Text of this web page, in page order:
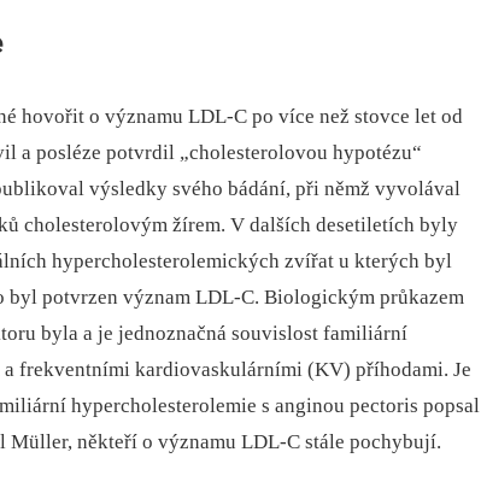
hovořit o významu LDL-C po více než stovce let od
a posléze potvrdil „cholesterolovou hypotézu“
výsledky svého bádání, při němž vyvolával
cholesterolovým žírem. V dalších desetiletích byly
hypercholesterolemických zvířat u kterých byl
byl potvrzen význam LDL-C. Biologickým průkazem
byla a je jednoznačná souvislost familiární
frekventními kardiovaskulárními (KV) příhodami. Je
hypercholesterolemie s anginou pectoris popsal
Müller, někteří o významu LDL-C stále pochybují.